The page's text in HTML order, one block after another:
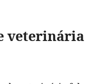
veterinária